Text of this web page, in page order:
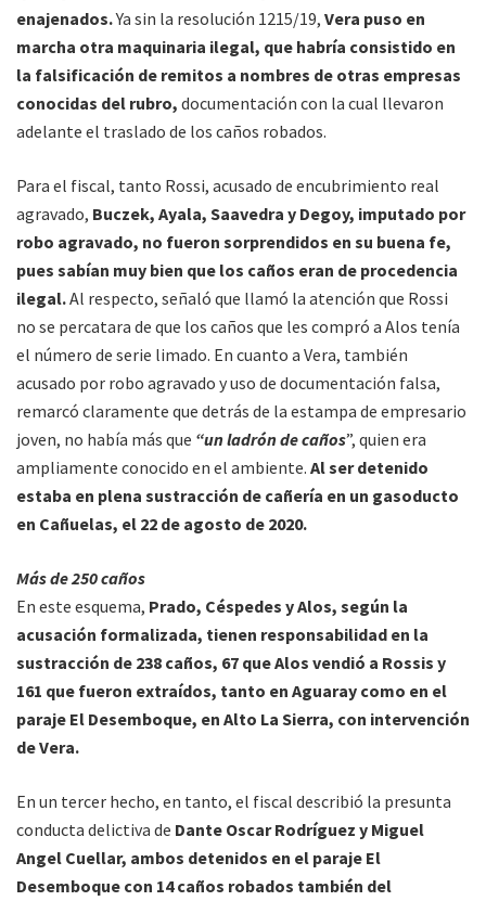
enajenados.Ya sin la resolución 1215/19, Vera puso en
marcha otra maquinaria ilegal, que habría consistido en
la falsificación de remitos a nombres de otras empresas
conocidas del rubro, documentación con la cual llevaron
adelante el traslado de los caños robados.
Para el fiscal, tanto Rossi, acusado de encubrimiento real
agravado, Buczek, Ayala, Saavedra y Degoy, imputado por
robo agravado, no fueron sorprendidos en su buena fe,
pues sabían muy bien que los caños eran de procedencia
ilegal.Al respecto, señaló que llamó la atención que Rossi
no se percatara de que los caños que les compró a Alos tenía
el número de serie limado. En cuanto a Vera, también
acusado por robo agravado y uso de documentación falsa,
remarcó claramente que detrás de la estampa de empresario
joven, no había más que “un ladrón de caños”, quien era
ampliamente conocido en el ambiente. Al ser detenido
estaba en plena sustracción de cañería en un gasoducto
en Cañuelas, el 22 de agosto de 2020.
Más de 250 caños
En este esquema, Prado, Céspedes y Alos, según la
acusación formalizada, tienen responsabilidad en la
sustracción de 238 caños, 67 que Alos vendió a Rossis y
161 que fueron extraídos, tanto en Aguaray como en el
paraje El Desemboque, en Alto La Sierra, con intervención
de Vera.
En un tercer hecho, en tanto, el fiscal describió la presunta
conducta delictiva de Dante Oscar Rodríguez y Miguel
Angel Cuellar, ambos detenidos en el paraje El
Desemboque con 14 caños robados también del